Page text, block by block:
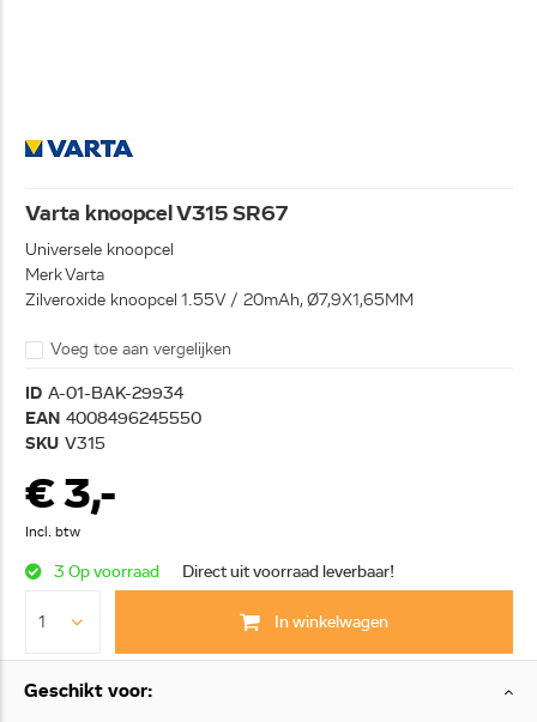
Varta knoopcel V315 SR67
Universele knoopcel
Merk Varta
Zilveroxide knoopcel 1.55V / 20mAh, Ø7,9X1,65MM
Voeg toe aan vergelijken
ID A-01-BAK-29934
EAN 4008496245550
SKU V315
€ 3,-
Incl. btw
3 Op voorraad Direct uit voorraad leverbaar!
In winkelwagen
Geschikt voor: